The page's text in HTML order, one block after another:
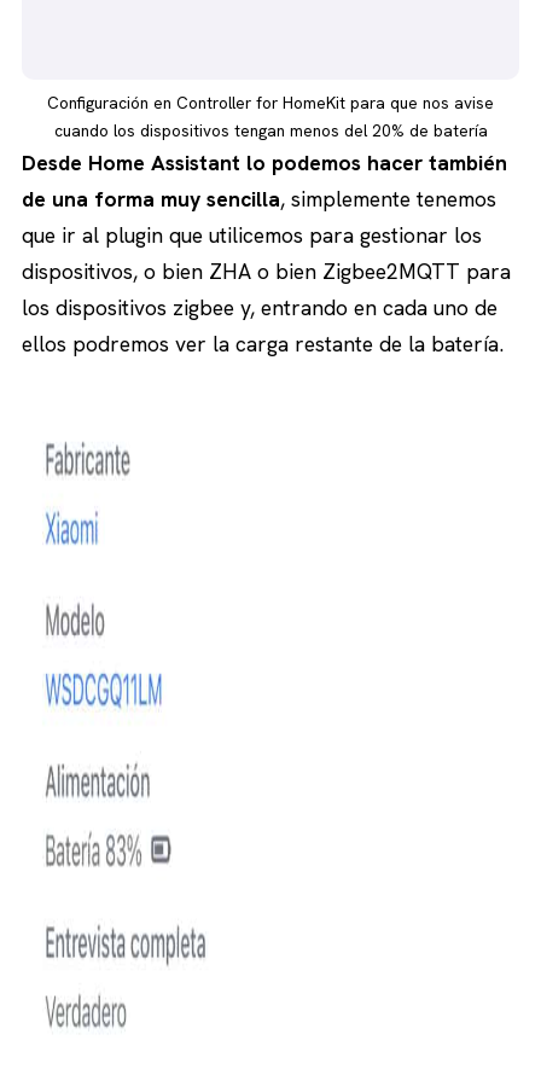
Configuración en Controller for HomeKit para que nos avise
cuando los dispositivos tengan menos del 20% de batería
Desde Home Assistant lo podemos hacer también
de una forma muy sencilla, simplemente tenemos
que ir al plugin que utilicemos para gestionar los
dispositivos, o bien ZHA o bien Zigbee2MQTT para
los dispositivos zigbee y, entrando en cada uno de
ellos podremos ver la carga restante de la batería.